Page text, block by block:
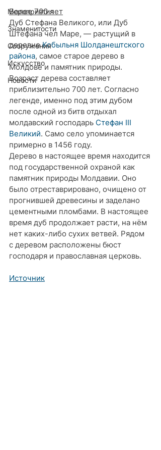
Мероприятия
Знаменитости
Сооружения
Искусство
Новости
Более 700 лет
Дуб Стефана Великого, или Дуб
Штефана чел Маре, — растущий в
деревне Кобыльня Шолданештского
района, самое старое дерево в
Молдове и памятник природы.
Возраст дерева составляет
приблизительно 700 лет. Согласно
легенде, именно под этим дубом
после одной из битв отдыхал
молдавский господарь Стефан III
Великий. Само село упоминается
примерно в 1456 году.
Дерево в настоящее время находится
под государственной охраной как
памятник природы Молдавии. Оно
было отреставрировано, очищено от
прогнившей древесины и заделано
цементными пломбами. В настоящее
время дуб продолжает расти, на нём
нет каких-либо сухих ветвей. Рядом
с деревом расположены бюст
господаря и православная церковь.
Источник